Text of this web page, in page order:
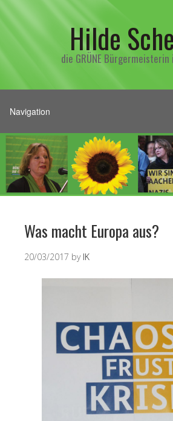
Hilde
die GRÜNE Bürgermeisterin
Was macht Europa aus?
20/03/2017 by IK